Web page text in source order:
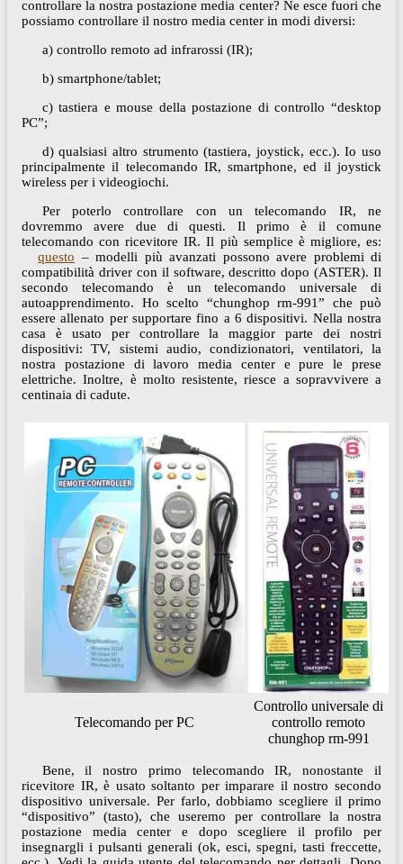
controllare la nostra postazione media center? Ne esce fuori che
possiamo controllare il nostro media center in modi diversi:
a) controllo remoto ad infrarossi (IR);
b) smartphone/tablet;
c) tastiera e mouse della postazione di controllo “desktop
PC”;
d) qualsiasi altro strumento (tastiera, joystick, ecc.). Io uso
principalmente il telecomando IR, smartphone, ed il joystick
wireless per i videogiochi.
Per poterlo controllare con un telecomando IR, ne
dovremmo avere due di questi. Il primo è il comune
telecomando con ricevitore IR. Il più semplice è migliore, es:
questo – modelli più avanzati possono avere problemi di
compatibilità driver con il software, descritto dopo (ASTER). Il
secondo telecomando è un telecomando universale di
autoapprendimento. Ho scelto “chunghop rm-991” che può
essere allenato per supportare fino a 6 dispositivi. Nella nostra
casa è usato per controllare la maggior parte dei nostri
dispositivi: TV, sistemi audio, condizionatori, ventilatori, la
nostra postazione di lavoro media center e pure le prese
elettriche. Inoltre, è molto resistente, riesce a sopravvivere a
centinaia di cadute.
Telecomando per PC
Controllo universale di
controllo remoto
chunghop rm-991
Bene, il nostro primo telecomando IR, nonostante il
ricevitore IR, è usato soltanto per imparare il nostro secondo
dispositivo universale. Per farlo, dobbiamo scegliere il primo
“dispositivo” (tasto), che useremo per controllare la nostra
postazione media center e dopo scegliere il profilo per
insegnargli i pulsanti generali (ok, esci, spegni, tasti freccette,